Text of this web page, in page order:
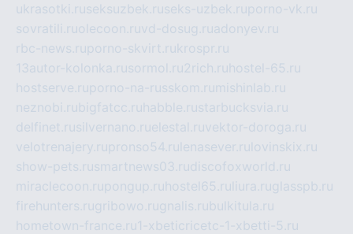
ukrasotki.ruseksuzbek.ruseks-uzbek.ruporno-vk.ru
sovratili.ruolecoon.ruvd-dosug.ruadonyev.ru
rbc-news.ruporno-skvirt.rukrospr.ru
13autor-kolonka.rusormol.ru2rich.ru hostel-65.ru
hostserve.ruporno-na-russkom.ru mishinlab.ru
neznobi.rubigfatcc.ru habble.rustarbucksvia.ru
delfinet.rusilvernano.ruelestal.ruvektor-doroga.ru
velotrenajery.rupronso54.ru lenasever.ru lovinskix.ru
show-pets.rusmartnews03.rudiscofoxworld.ru
miraclecoon.rupongup.ru hostel65.ru liura.ruglasspb.ru
firehunters.rugribowo.rugnalis.rubulkitula.ru
hometown-france.ru1-xbeticricetc-1-xbetti-5.ru